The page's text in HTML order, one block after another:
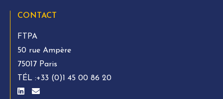
CONTACT
FTPA
50 rue Ampère
75017 Paris
TÉL :+33 (0)1 45 00 86 20